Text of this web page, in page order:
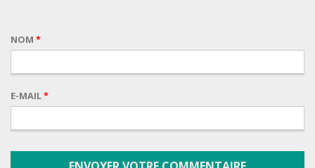
NOM *
E-MAIL*